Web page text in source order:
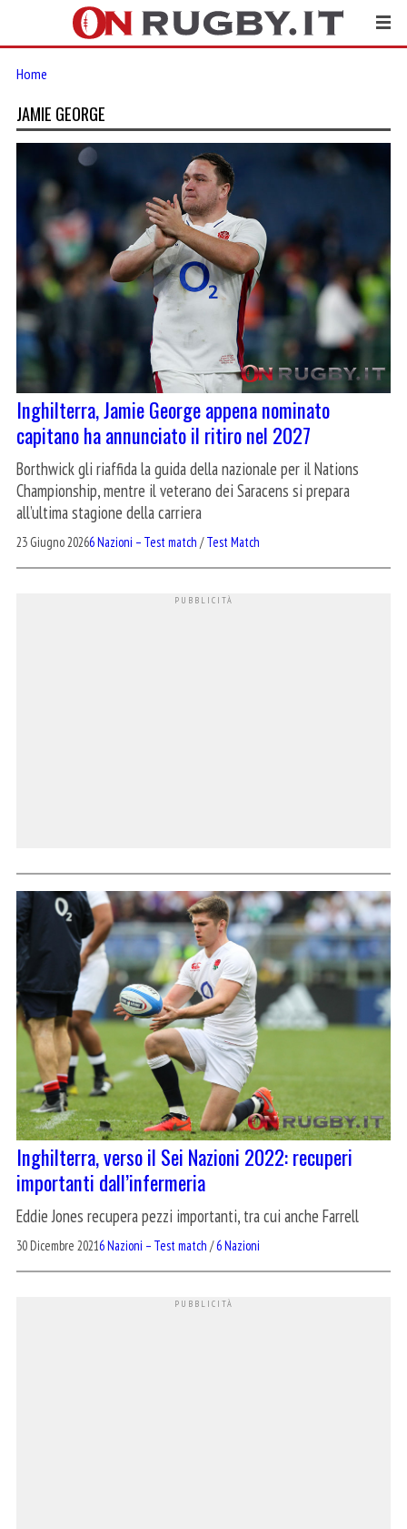
Home
JAMIE GEORGE
Inghilterra, Jamie George appena nominato
capitano ha annunciato il ritiro nel 2027
Borthwick gli riaffida la guida della nazionale per il Nations
Championship, mentre il veterano dei Saracens si prepara
all’ultima stagione della carriera
23 Giugno 20266 Nazioni – Test match /Test Match
Inghilterra, verso il Sei Nazioni 2022: recuperi
importanti dall’infermeria
Eddie Jones recupera pezzi importanti, tra cui anche Farrell
30 Dicembre 20216 Nazioni – Test match /6 Nazioni